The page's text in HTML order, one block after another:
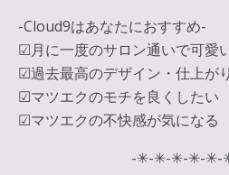
-Cloud9はあなたにおすすめ-
☑︎月に一度のサロン通いで可愛
☑︎過去最高のデザイン・仕上が
☑︎マツエクのモチを良くしたい
☑︎マツエクの不快感が気になる
-✳︎-✳︎-✳︎-✳︎-✳︎-